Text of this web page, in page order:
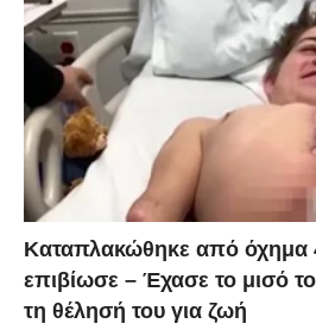
Kαταπλακώθηκε από όχημα
επιβίωσε – Έχασε το μισό
τη θέλησή του για ζωή